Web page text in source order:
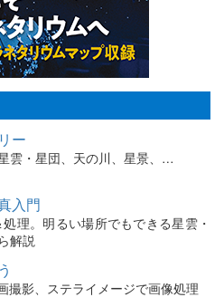
ー
雲・星団、天の川、星景、…
入門
理。明るい場所でもできる星雲・
解説
撮影、ステライメージで画像処理